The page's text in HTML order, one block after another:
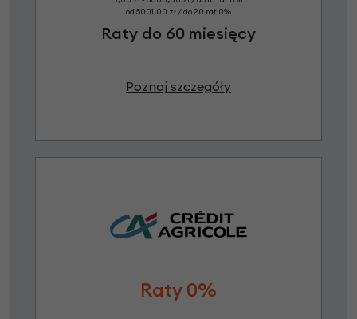
od 5001,00 zł / do 20 rat 0%
Raty do 60 miesięcy
Poznaj szczegóły
Raty 0%